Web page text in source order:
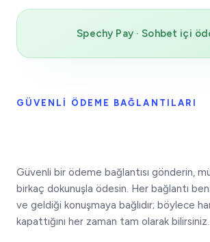
Spechy Pay · Sohbet içi
GÜVENLI ÖDEME BAĞLANTILARI
Güvenli bir ödeme bağlantısı gönderin,
birkaç dokunuşla ödesin. Her bağlantı
ve geldiği konuşmaya bağlıdır; böylece
kapattığını her zaman tam olarak bilirsiniz.